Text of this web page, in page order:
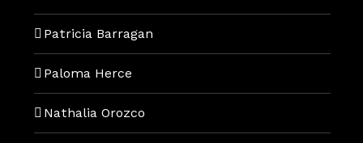
Patricia Barragan
Paloma Herce
Nathalia Orozco